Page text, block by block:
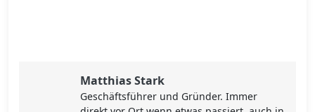
Matthias Stark
Geschäftsführer und Gründer. Immer